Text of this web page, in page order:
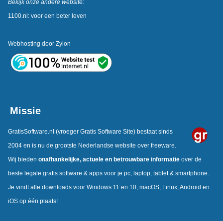
Bekijk onze andere website:
1100.nl: voor een beter leven
Webhosting door Zylon
Missie
GratisSoftware.nl (vroeger Gratis Software Site) bestaat sinds
2004 en is nu de grootste Nederlandse website over freeware.
Wij bieden onafhankelijke, actuele en betrouwbare informatieover de
beste legale gratis software & apps voor je pc, laptop, tablet & smartphone.
Je vindt alle downloads voor Windows 11 en 10, macOS, Linux, Android en
iOS op één plaats!